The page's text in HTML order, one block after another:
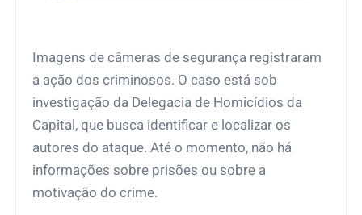
Imagens de câmeras de segurança registraram
a ação dos criminosos. O caso está sob
investigação da Delegacia de Homicídios da
Capital, que busca identificar e localizar os
autores do ataque. Até o momento, não há
informações sobre prisões ou sobre a
motivação do crime.